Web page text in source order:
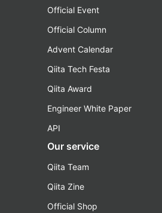
Official Event
Official Column
Advent Calendar
Qiita Tech Festa
Qiita Award
Engineer White Paper
API
Our service
Qiita Team
Qiita Zine
Official Shop